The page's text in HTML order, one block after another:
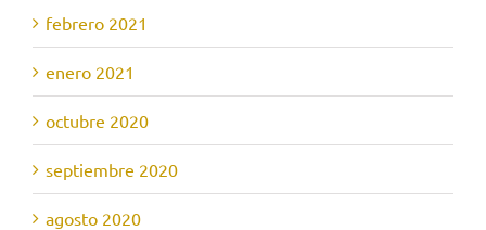
febrero 2021
enero 2021
octubre 2020
septiembre 2020
agosto 2020